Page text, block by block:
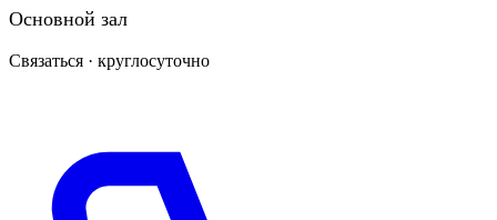
Основной зал
Связаться · круглосуточно